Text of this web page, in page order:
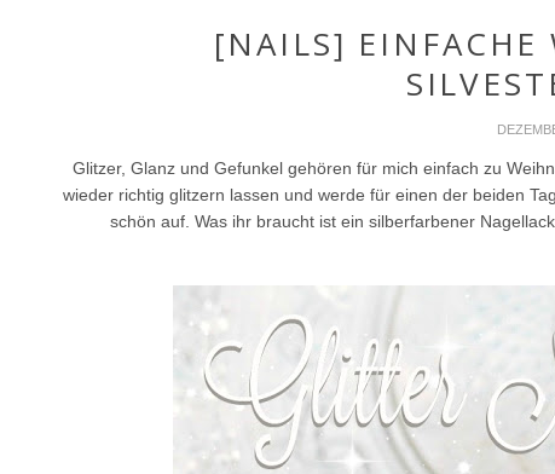
[NAILS] EINFACHE
Glitzer, Glanz und Gefunkel gehören für mich einfach zu
wieder richtig glitzern lassen und werde für einen der beiden
schön auf. Was ihr braucht ist ein silberfarbener